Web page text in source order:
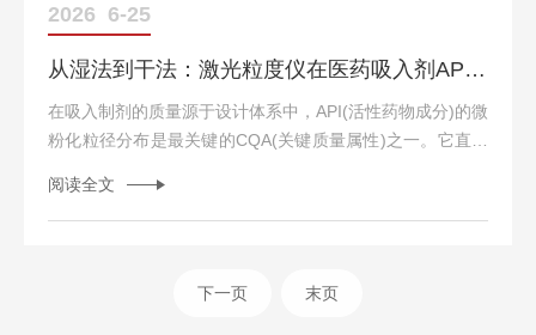
中药配方中非法添加西药成分……看似养生的良药，实则是
有伤身威胁的劣药！Q1TOYOU“劣药”如何使消费者破防？
1、安全性威胁：部分劣质中药材存在重金属、二氧化硫、
2026 6-25
从湿法到干法：激光粒度仪在医药吸入剂API微粉化粒径控制中的关键参数设置
在吸入制剂的质量源于设计体系中，API(活性药物成分)的微
粉化粒径分布是最关键的CQA(关键质量属性)之一。它直接
屡见不鲜：同一批微粉化API，用湿法测是D90=2.8μm，用
干法测却变成了D90=4.5μm。哪个是对的？粒径控制的核
深入剖析从湿法切换至干法检测的逻辑拐点，并解密API微
阅读全文
下一页 末页